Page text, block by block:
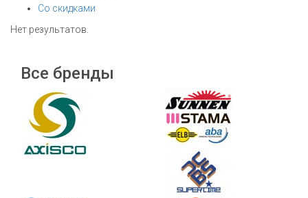
Со скидками
Нет результатов.
Все бренды